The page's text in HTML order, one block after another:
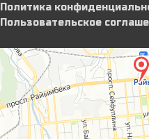
Политика
Пользовательское